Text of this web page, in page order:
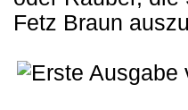
Fetz Braun